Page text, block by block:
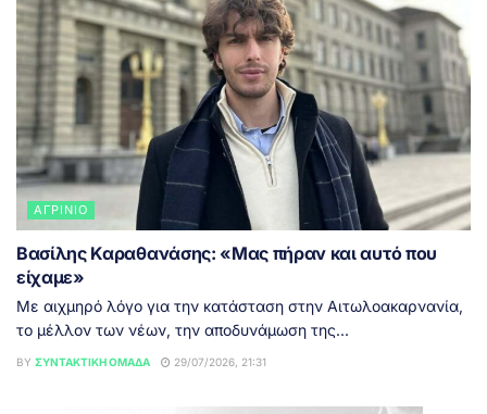
ΑΓΡΊΝΙΟ
Βασίλης Καραθανάσης: «Μας πήραν και αυτό που
είχαμε»
Με αιχμηρό λόγο για την κατάσταση στην Αιτωλοακαρνανία,
το μέλλον των νέων, την αποδυνάμωση της...
BY ΣΥΝΤΑΚΤΙΚΉ ΟΜΆΔΑ 29/07/2026, 21:31